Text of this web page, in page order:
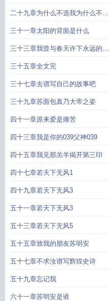
二十九章为什么不选我为什么不选
我
三十一章太阳的背面是什么
三十三章我曾与春天许下永远的约
定
三十五章全文完
三十七章去谱写自己的故事吧
三十九章苏面包真乃大帝之姿
四十一章原来爱是痛苦
四十三章我是你的039父神039
四十五章我见那羔羊揭开第三印
四十七章若天下无风1
四十九章若天下无风3
五十一章若天下无风3
五十三章若天下无风5
五十五章致我的朋友苏明安
五十七章不求汝谱写辉煌史诗
五十九章忘记我
六十一章苏明安是谁